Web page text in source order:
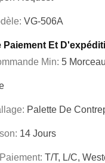
VG-506A
Paiement Et
Min: 5
Palette De
14 Jours
T/T, L/C,